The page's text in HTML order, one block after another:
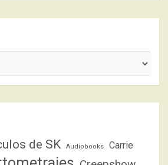
de SK Audiobooks Carrie